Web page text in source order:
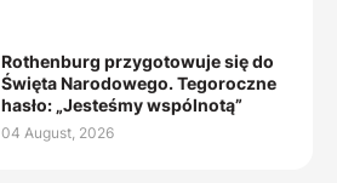
Rothenburg przygotowuje się do
Święta Narodowego. Tegoroczne
hasło: „Jesteśmy wspólnotą”
04 August, 2026